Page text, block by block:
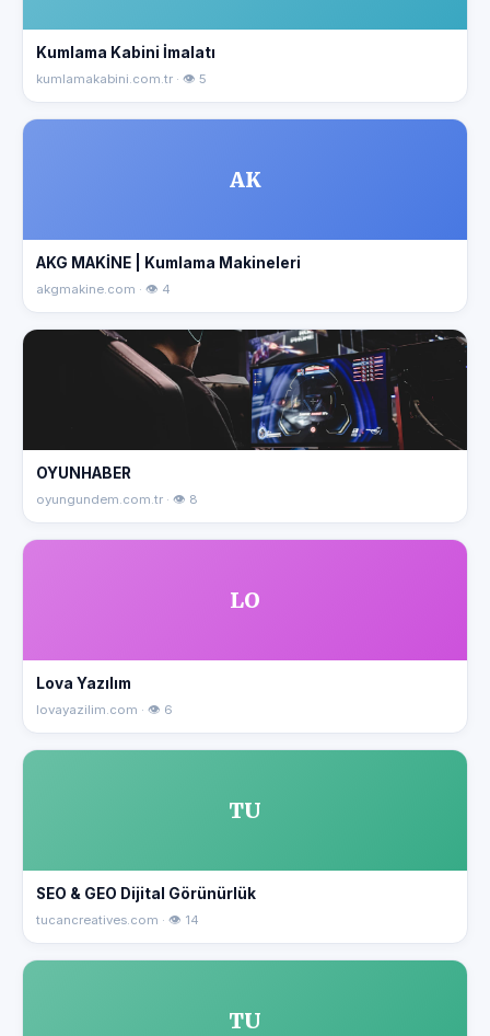
Kumlama Kabini İmalatı
kumlamakabini.com.tr · 👁 5
AK
AKG MAKİNE | Kumlama Makineleri
akgmakine.com · 👁 4
OYUNHABER
oyungundem.com.tr · 👁 8
LO
Lova Yazılım
lovayazilim.com · 👁 6
TU
SEO & GEO Dijital Görünürlük
tucancreatives.com · 👁 14
TU